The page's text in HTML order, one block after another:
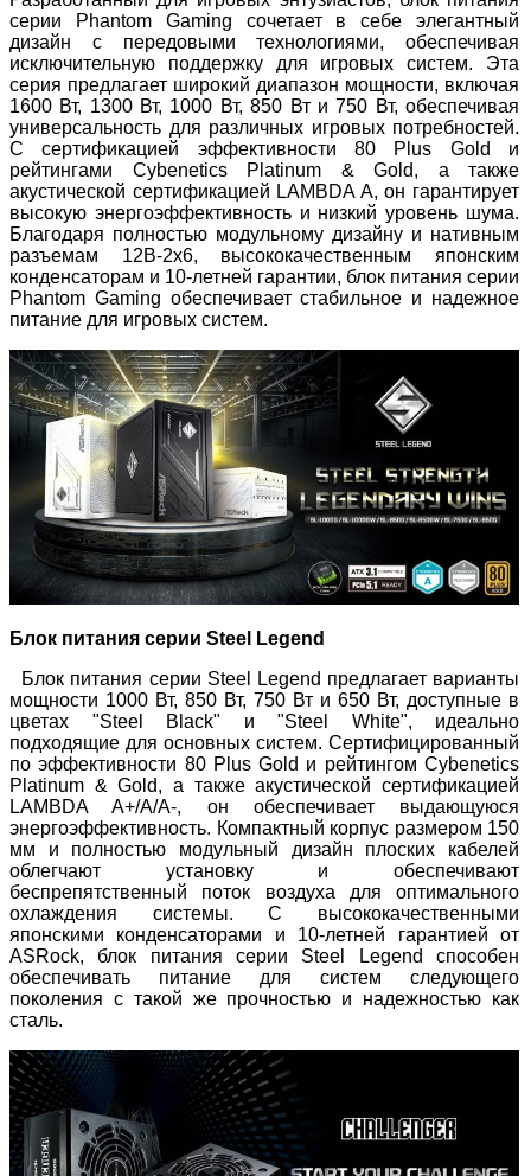
серии Phantom Gaming сочетает в себе элегантный
дизайн с передовыми технологиями, обеспечивая
исключительную поддержку для игровых систем. Эта
серия предлагает широкий диапазон мощности, включая
1600 Вт, 1300 Вт, 1000 Вт, 850 Вт и 750 Вт, обеспечивая
универсальность для различных игровых потребностей.
С сертификацией эффективности 80 Plus Gold и
рейтингами Cybenetics Platinum & Gold, а также
акустической сертификацией LAMBDA A, он гарантирует
высокую энергоэффективность и низкий уровень шума.
Благодаря полностью модульному дизайну и нативным
разъемам 12В-2x6, высококачественным японским
конденсаторам и 10-летней гарантии, блок питания серии
Phantom Gaming обеспечивает стабильное и надежное
питание для игровых систем.
Блок питания серии Steel Legend
Блок питания серии Steel Legend предлагает варианты
мощности 1000 Вт, 850 Вт, 750 Вт и 650 Вт, доступные в
цветах "Steel Black" и "Steel White", идеально
подходящие для основных систем. Сертифицированный
по эффективности 80 Plus Gold и рейтингом Cybenetics
Platinum & Gold, а также акустической сертификацией
LAMBDA A+/A/A-, он обеспечивает выдающуюся
энергоэффективность. Компактный корпус размером 150
мм и полностью модульный дизайн плоских кабелей
облегчают установку и обеспечивают
беспрепятственный поток воздуха для оптимального
охлаждения системы. С высококачественными
японскими конденсаторами и 10-летней гарантией от
ASRock, блок питания серии Steel Legend способен
обеспечивать питание для систем следующего
поколения с такой же прочностью и надежностью как
сталь.